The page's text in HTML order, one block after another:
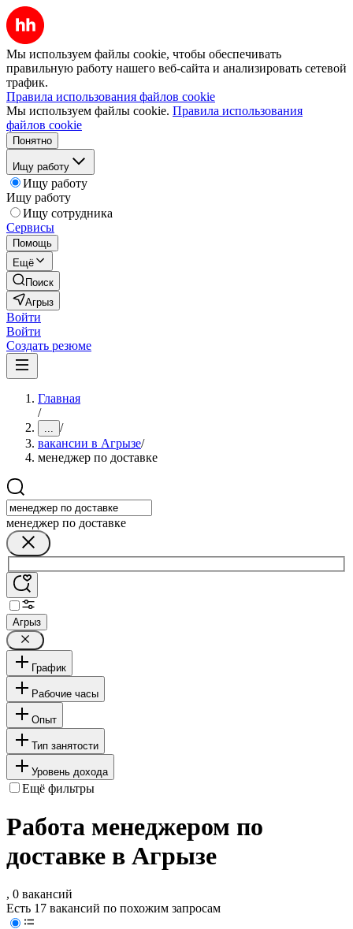
Мы используем файлы cookie, чтобы обеспечивать
правильную работу нашего веб-сайта и анализировать сетевой
трафик.
Правила использования файлов cookie
Мы используем файлы cookie. Правила использования
файлов cookie
Понятно
Ищу работу
Ищу работу
Ищу работу
Ищу сотрудника
Сервисы
Помощь
Ещё
Поиск
Агрыз
Войти
Войти
Создать резюме
Главная
/
... /
вакансии в Агрызе/
менеджер по доставке
менеджер по доставке
Агрыз
График
Рабочие часы
Опыт
Тип занятости
Уровень дохода
Ещё фильтры
Работа менеджером по
доставке в Агрызе
, 0 вакансий
Есть 17 вакансий по похожим запросам